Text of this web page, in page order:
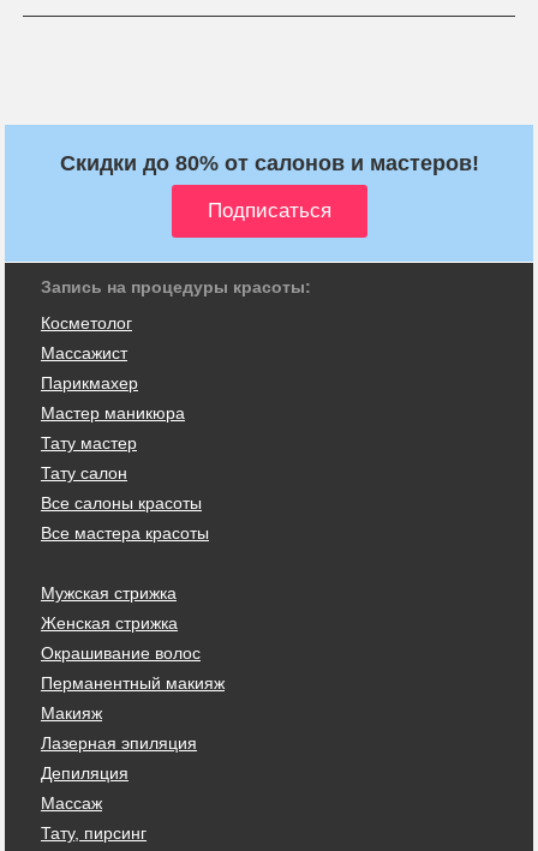
Скидки до 80% от салонов и мастеров!
Запись на процедуры красоты:
Косметолог
Массажист
Парикмахер
Мастер маникюра
Тату мастер
Тату салон
Все салоны красоты
Все мастера красоты
Мужская стрижка
Женская стрижка
Окрашивание волос
Перманентный макияж
Макияж
Лазерная эпиляция
Депиляция
Массаж
Тату, пирсинг